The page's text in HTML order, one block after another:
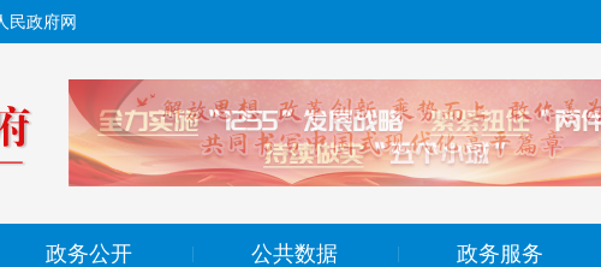
民政府网
政务公开 公共数据 政务服务